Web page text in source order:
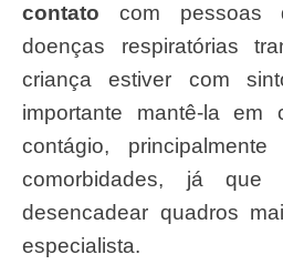
contato com pessoas
doenças respiratórias
criança estiver com
importante mantê-la
contágio,
comorbidades, já
desencadear quadros
especialista.